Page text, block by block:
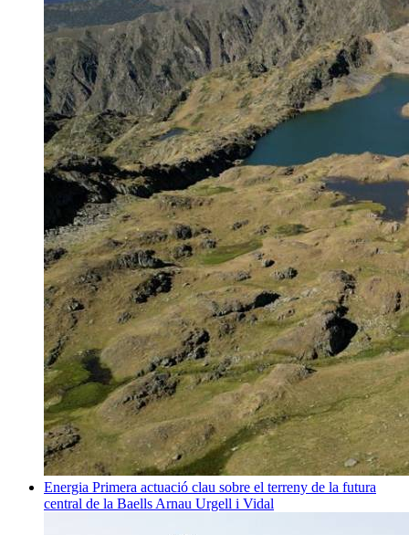
Energia Primera actuació clau sobre el terreny de la futura
central de la Baells Arnau Urgell i Vidal